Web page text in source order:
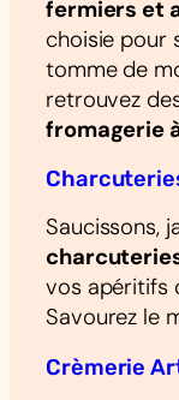
fermiers et
choisie pour
tomme de
retrouvez
fromagerie
Saucissons,
vos apéritifs
Savourez le
Crèmerie